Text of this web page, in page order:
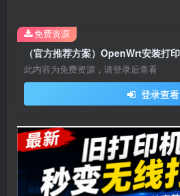
此内容为免费资源，请登录后查看
登录查看
免费资源